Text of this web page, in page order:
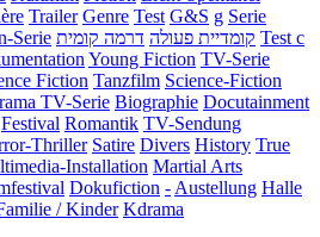
Trailer Genre Test G&S g Serie
Serie קומדיית פעולה דרמה קומית
Test c
Young Fiction TV-Serie
Fiction Tanzfilm Science-Fiction
TV-Serie Biographie Docutainment
Festival Romantik TV-Sendung
Thriller Satire Divers History True
Installation Martial Arts
Dokufiction - Austellung Halle
/ Kinder Kdrama